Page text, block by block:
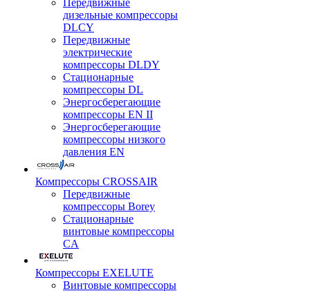
Передвижные
дизельные компрессоры
DLCY
Передвижные
электрические
компрессоры DLDY
Стационарные
компрессоры DL
Энергосберегающие
компрессоры EN II
Энергосберегающие
компрессоры низкого
давления EN
Компрессоры CROSSAIR
Передвижные
компрессоры Borey
Стационарные
винтовые компрессоры
CA
Компрессоры EXELUTE
Винтовые компрессоры